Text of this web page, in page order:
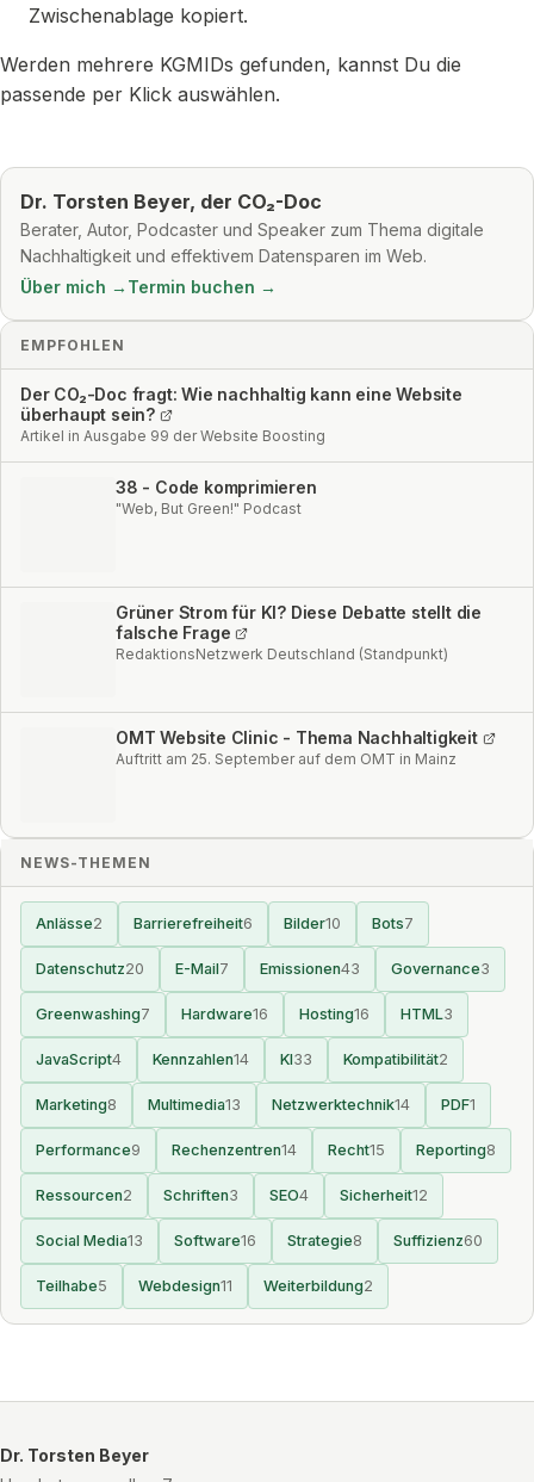
Zwischenablage kopiert.
Werden mehrere KGMIDs gefunden, kannst Du die
passende per Klick auswählen.
Dr. Torsten Beyer, der CO₂-Doc
Berater, Autor, Podcaster und Speaker zum Thema digitale
Nachhaltigkeit und effektivem Datensparen im Web.
Über mich → Termin buchen →
EMPFOHLEN
Der CO₂-Doc fragt: Wie nachhaltig kann eine Website
überhaupt sein?
Artikel in Ausgabe 99 der Website Boosting
38 - Code komprimieren
"Web, But Green!" Podcast
Grüner Strom für KI? Diese Debatte stellt die
falsche Frage
RedaktionsNetzwerk Deutschland (Standpunkt)
OMT Website Clinic - Thema Nachhaltigkeit
Auftritt am 25. September auf dem OMT in Mainz
NEWS-THEMEN
Anlässe2 Barrierefreiheit6 Bilder10 Bots7
Datenschutz20 E-Mail7 Emissionen43 Governance3
Greenwashing7 Hardware16 Hosting16 HTML3
JavaScript4 Kennzahlen14 KI33 Kompatibilität2
Marketing8 Multimedia13 Netzwerktechnik14 PDF1
Performance9 Rechenzentren14 Recht15 Reporting8
Ressourcen2 Schriften3 SEO4 Sicherheit12
Social Media13 Software16 Strategie8 Suffizienz60
Teilhabe5 Webdesign11 Weiterbildung2
Dr. Torsten Beyer